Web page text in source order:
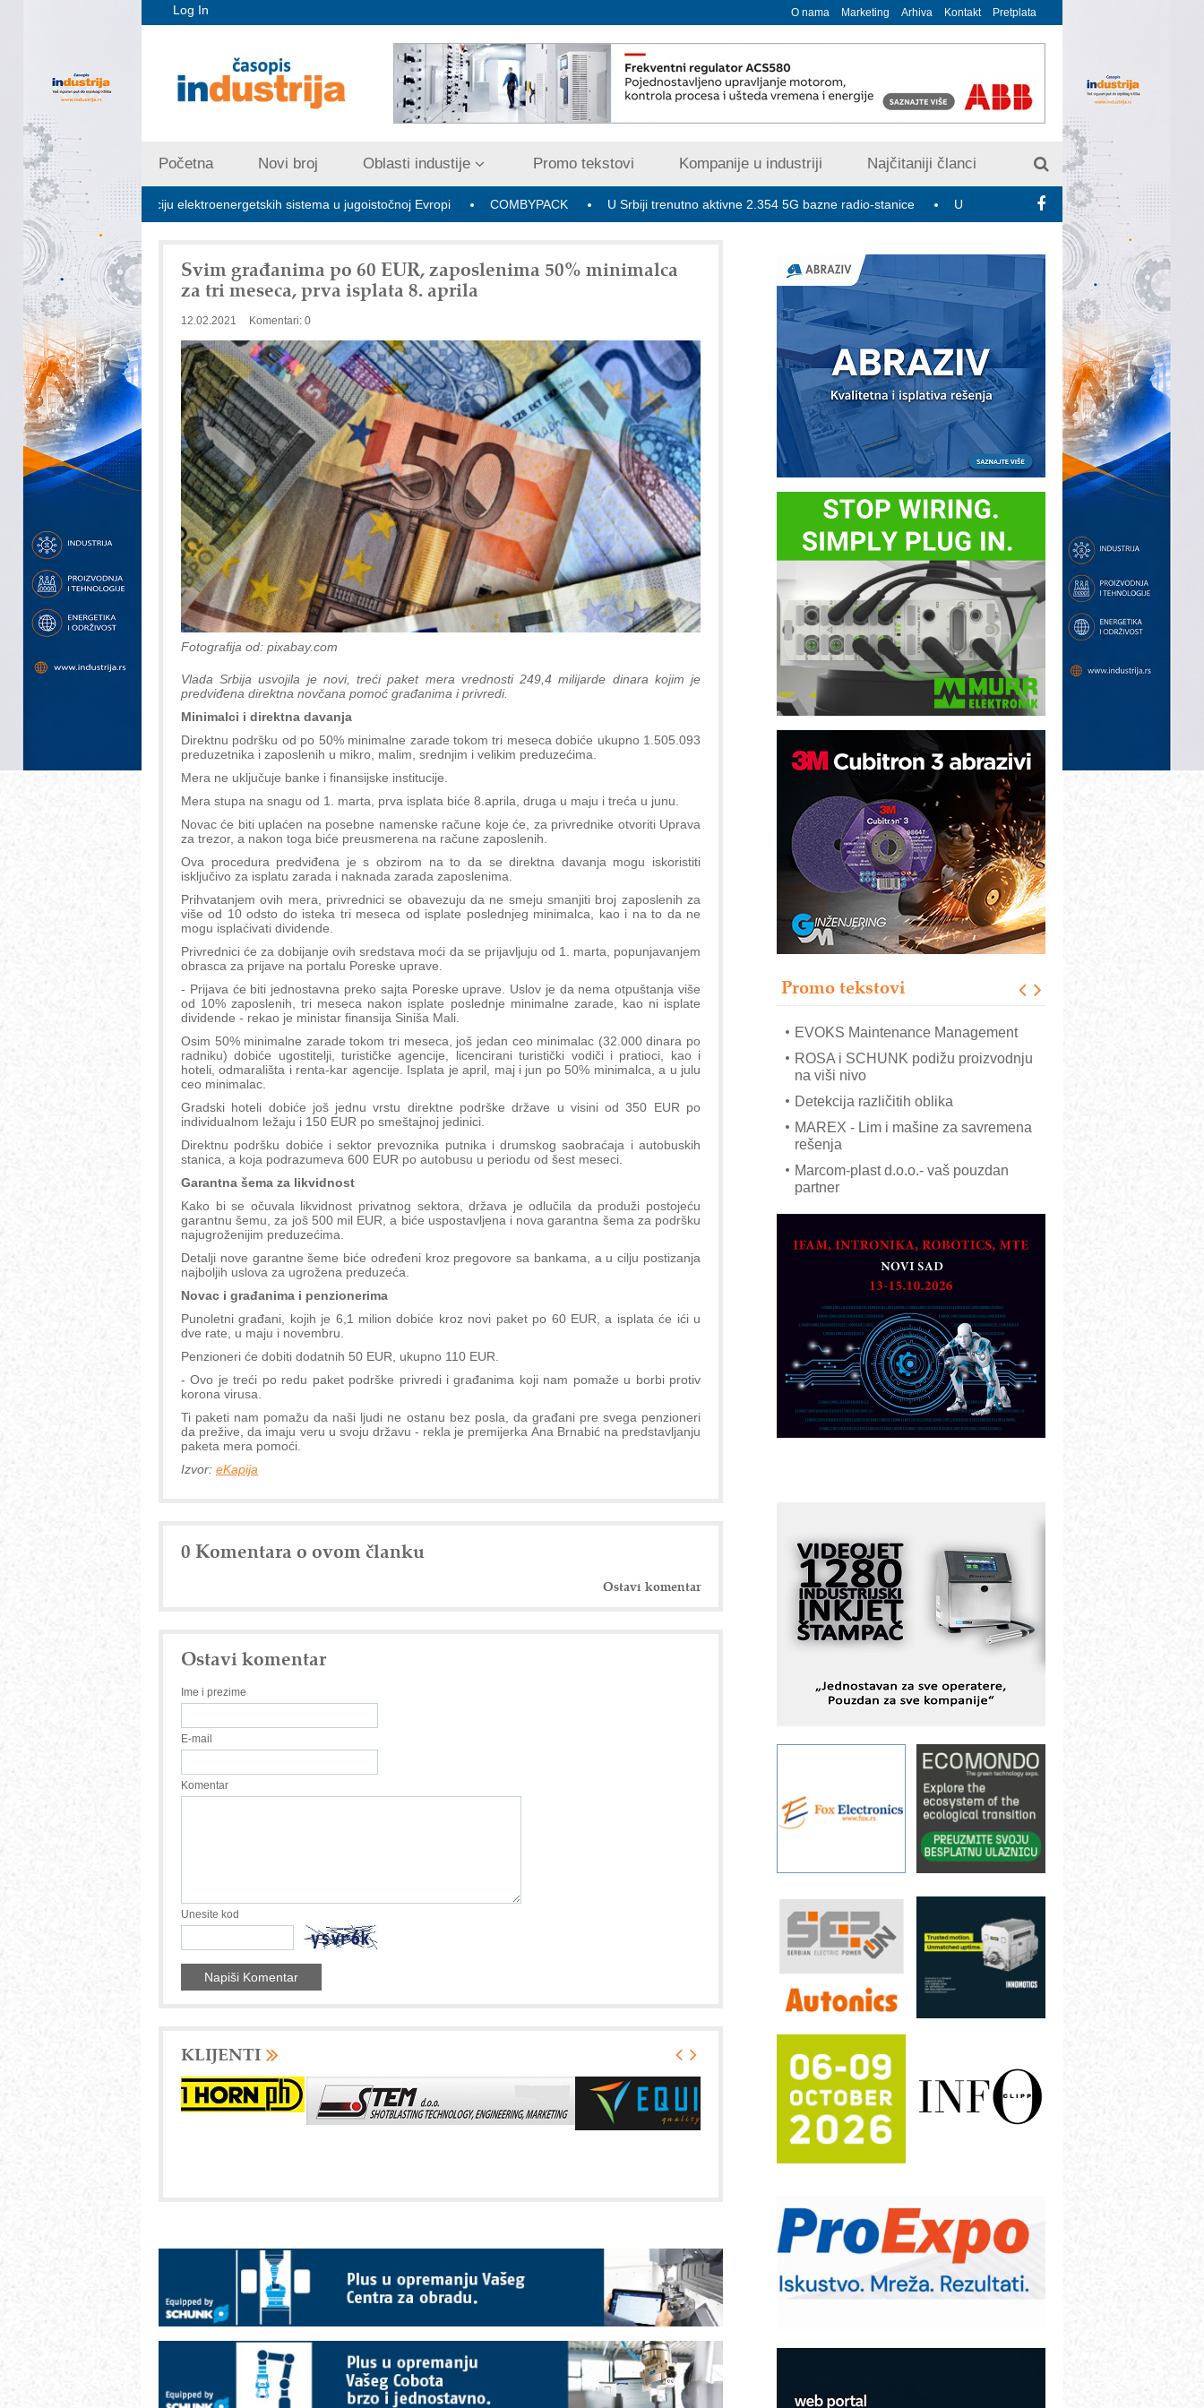
Log In O nama Marketing Arhiva Kontakt Pretplata
Početna Novi broj Oblasti industije Promo tekstovi Kompanije u industriji Najčitaniji članci
za stabilizaciju elektroenergetskih sistema u jugoistočnoj Evropi COMBYPACK U Srbiji trenutno aktivne 2.354 5G bazne radio-stanice U susret 15. Savetovanju o elektrodistributivnim
Svim građanima po 60 EUR, zaposlenima 50% minimalca
za tri meseca, prva isplata 8. aprila
12.02.2021 Komentari: 0
Fotografija od: pixabay.com
Vlada Srbija usvojila je novi, treći paket mera vrednosti 249,4 milijarde dinara kojim je
predviđena direktna novčana pomoć građanima i privredi.
Minimalci i direktna davanja
Direktnu podršku od po 50% minimalne zarade tokom tri meseca dobiće ukupno 1.505.093
preduzetnika i zaposlenih u mikro, malim, srednjim i velikim preduzećima.
Mera ne uključuje banke i finansijske institucije.
Mera stupa na snagu od 1. marta, prva isplata biće 8.aprila, druga u maju i treća u junu.
Novac će biti uplaćen na posebne namenske račune koje će, za privrednike otvoriti Uprava
za trezor, a nakon toga biće preusmerena na račune zaposlenih.
Ova procedura predviđena je s obzirom na to da se direktna davanja mogu iskoristiti
isključivo za isplatu zarada i naknada zarada zaposlenima.
Prihvatanjem ovih mera, privrednici se obavezuju da ne smeju smanjiti broj zaposlenih za
više od 10 odsto do isteka tri meseca od isplate poslednjeg minimalca, kao i na to da ne
mogu isplaćivati dividende.
Privrednici će za dobijanje ovih sredstava moći da se prijavljuju od 1. marta, popunjavanjem
obrasca za prijave na portalu Poreske uprave.
- Prijava će biti jednostavna preko sajta Poreske uprave. Uslov je da nema otpuštanja više
od 10% zaposlenih, tri meseca nakon isplate poslednje minimalne zarade, kao ni isplate
dividende - rekao je ministar finansija Siniša Mali.
Osim 50% minimalne zarade tokom tri meseca, još jedan ceo minimalac (32.000 dinara po
radniku) dobiće ugostitelji, turističke agencije, licencirani turistički vodiči i pratioci, kao i
hoteli, odmarališta i renta-kar agencije. Isplata je april, maj i jun po 50% minimalca, a u julu
ceo minimalac.
Gradski hoteli dobiće još jednu vrstu direktne podrške države u visini od 350 EUR po
individualnom ležaju i 150 EUR po smeštajnoj jedinici.
Direktnu podršku dobiće i sektor prevoznika putnika i drumskog saobraćaja i autobuskih
stanica, a koja podrazumeva 600 EUR po autobusu u periodu od šest meseci.
Garantna šema za likvidnost
Kako bi se očuvala likvidnost privatnog sektora, država je odlučila da produži postojeću
garantnu šemu, za još 500 mil EUR, a biće uspostavljena i nova garantna šema za podršku
najugroženijim preduzećima.
Detalji nove garantne šeme biće određeni kroz pregovore sa bankama, a u cilju postizanja
najboljih uslova za ugrožena preduzeća.
Novac i građanima i penzionerima
Punoletni građani, kojih je 6,1 milion dobiće kroz novi paket po 60 EUR, a isplata će ići u
dve rate, u maju i novembru.
Penzioneri će dobiti dodatnih 50 EUR, ukupno 110 EUR.
- Ovo je treći po redu paket podrške privredi i građanima koji nam pomaže u borbi protiv
korona virusa.
Ti paketi nam pomažu da naši ljudi ne ostanu bez posla, da građani pre svega penzioneri
da prežive, da imaju veru u svoju državu - rekla je premijerka Ana Brnabić na predstavljanju
paketa mera pomoći.
Izvor: eKapija
0 Komentara o ovom članku
Ostavi komentar
Ostavi komentar
Ime i prezime
E-mail
Komentar
Unesite kod
KLIJENTI
Promo tekstovi
Trajna oznaka kao dugoročna korist
Bezbednost na prvom mestu!
IB BLUMENAUER - više od 40 godina
poverenja u industriji
RMQ-TITAN ADVANCED INDICATOR
– Pametna signalizacija za efikasnije
upravljanje mašinama
solarnim elektranama i vetroparkovima
EVOKS Maintenance Management
ROSA i SCHUNK podižu proizvodnju
na viši nivo
Detekcija različitih oblika
MAREX - Lim i mašine za savremena
rešenja
Marcom-plast d.o.o.- vaš pouzdan
partner
CTO - Prilagodite svoju toplinsku
Razvoj asortimanskog pravca MINI-
PLC AKYTEC
dostupan u Srbiji
MOTOMAN – NEXT-Robotika vođena
veštačkom inteligencijom
I.SAFE MOBILE revolucioniše
industrijsku automatizaciju
pionirskimmobile operator PANEL-OM
Alba d.o.o. – 35 godina preciznosti u
metrologiji i pametnim dozirnim
rešenjima
IBeRTIM - oprema za ispitivanje
kontrole kvaliteta
sistema
YAMADA pumpe – japanska
Filtration Group Industrial – Napredna
rešenja za filtraciju u hidrauličkim i
procesnim sistemima
Art Utopia Studio – vizuelne priče
industrije i biznisa
RILINEX kompanije Rittal
automatizaciju
Efikasno upravljanje energijom
Automatizacija pakovanja · Display
Proizvodnja iC7 Hybrid 1500 VDC
mrežnog pretvarača sa tečnim
Potpuna efikasnost bez složenih
sistema
Trajna oznaka kao dugoročna korist
Bezbednost na prvom mestu!
poverenja u industriji
– Pametna signalizacija za efikasnije
upravljanje mašinama
Sigurnije ispitivanje transformatora u
solarnim elektranama i vetroparkovima
COMBYPACK
ROSA i SCHUNK podižu proizvodnju
Detekcija različitih oblika